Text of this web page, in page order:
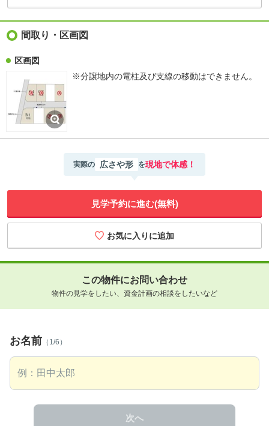
間取り・区画図
区画図
※分譲地内の電柱及び支線の移動はできません。
実際の 広さや形 を現地で体感！
見学予約に進む(無料)
この物件にお問い合わせ
物件の見学をしたい、資金計画の相談をしたいなど
お名前 （1/6）
次へ